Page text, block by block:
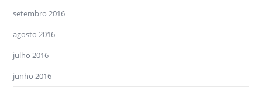
setembro 2016
agosto 2016
julho 2016
junho 2016